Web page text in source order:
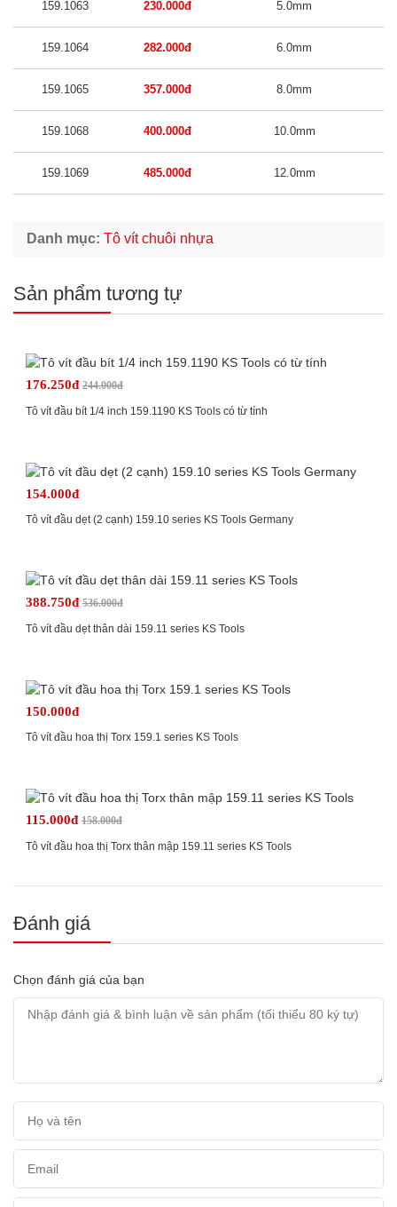
159.1063 230.000đ 5.0mm
159.1064 282.000đ 6.0mm
159.1065 357.000đ 8.0mm
159.1068 400.000đ 10.0mm
159.1069 485.000đ 12.0mm
Danh mục: Tô vít chuôi nhựa
Sản phẩm tương tự
176.250đ 244.000đ
Tô vít đầu bít 1/4 inch 159.1190 KS Tools có từ tính
154.000đ
Tô vít đầu dẹt (2 cạnh) 159.10 series KS Tools Germany
388.750đ 536.000đ
Tô vít đầu dẹt thân dài 159.11 series KS Tools
150.000đ
Tô vít đầu hoa thị Torx 159.1 series KS Tools
115.000đ 158.000đ
Tô vít đầu hoa thị Torx thân mập 159.11 series KS Tools
Đánh giá
Chọn đánh giá của bạn